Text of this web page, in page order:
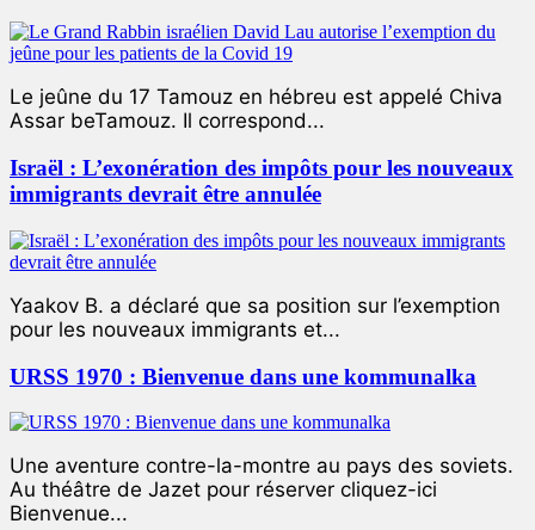
Le jeûne du 17 Tamouz en hébreu est appelé Chiva
Assar beTamouz. Il correspond...
Israël : L’exonération des impôts pour les nouveaux
immigrants devrait être annulée
Yaakov B. a déclaré que sa position sur l’exemption
pour les nouveaux immigrants et...
URSS 1970 : Bienvenue dans une kommunalka
Une aventure contre-la-montre au pays des soviets.
Au théâtre de Jazet pour réserver cliquez-ici
Bienvenue...